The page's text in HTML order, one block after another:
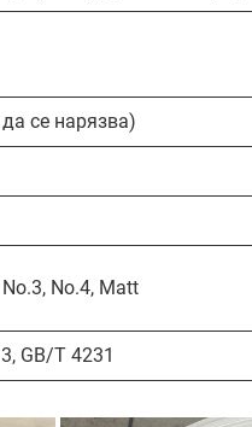
се нарязва)
No.4, Matt
GB/T 4231